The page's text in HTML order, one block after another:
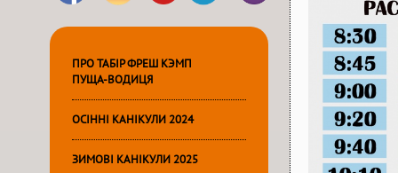
ПРО ТАБІР ФРЕШ КЭМП
ПУЩА-ВОДИЦЯ
ОСІННІ КАНІКУЛИ 2024
ЗИМОВІ КАНІКУЛИ 2025